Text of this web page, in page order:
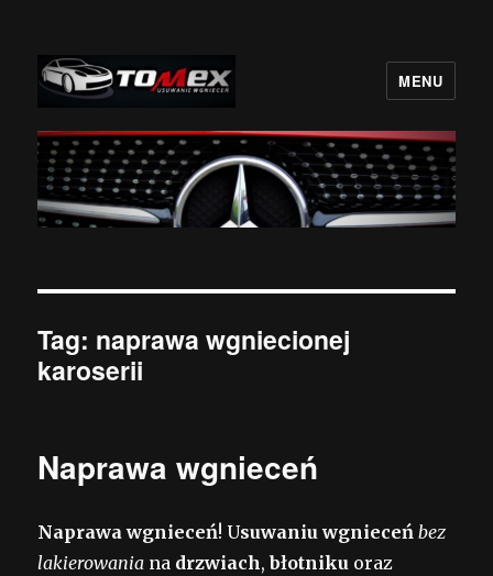
BezLakieru.pl TOMEX
MENU
Tag: naprawa wgniecionej
karoserii
Naprawa wgnieceń
Naprawa wgnieceń! Usuwaniu wgnieceń bez
lakierowania na drzwiach,błotniku oraz